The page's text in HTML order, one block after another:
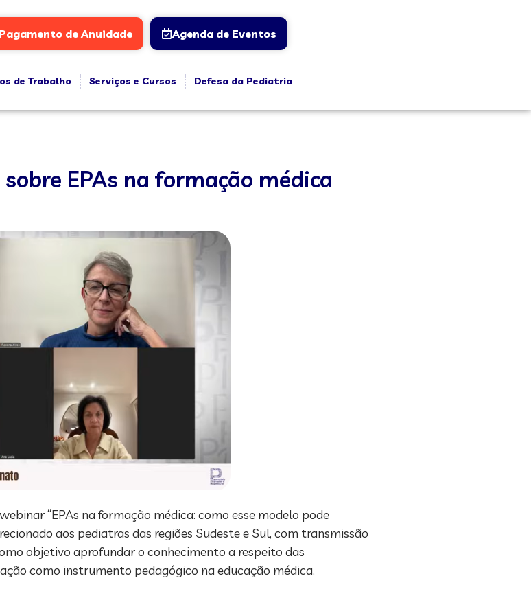
de Anuidade Agenda de Eventos
de Trabalho Serviços e Cursos
Defesa da Pediatria
EPAs na formação médica
“EPAs na formação médica: como esse modelo pode
aos pediatras das regiões Sudeste e Sul, com transmissão
objetivo aprofundar o conhecimento a respeito das
como instrumento pedagógico na educação médica.